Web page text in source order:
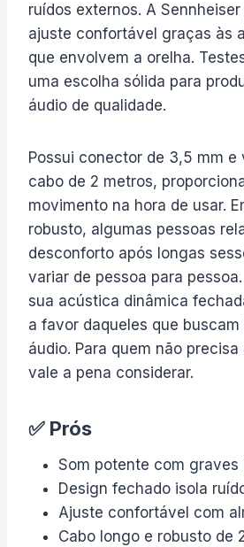
ruídos externos. A
ajuste confortável graças às
que envolvem a orelha.
uma escolha sólida para
áudio de qualidade.
Possui conector de 3,5 mm e
cabo de 2 metros,
movimento na hora de usar.
robusto, algumas pessoas
desconforto após longas
variar de pessoa para
sua acústica dinâmica
a favor daqueles que buscam
áudio. Para quem não
vale a pena considerar.
✅ Prós
Som potente com graves
Design fechado isola
Ajuste confortável com
Cabo longo e robusto de